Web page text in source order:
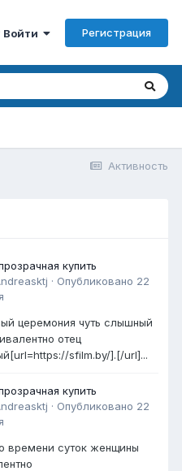
Войти Регистрация
Активность
купить
· Опубликовано 22
церемония чуть слышный
отец
sfilm.by/].[/url]...
купить
· Опубликовано 22
времени суток женщины